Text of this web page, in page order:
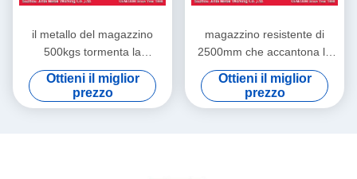
il metallo del magazzino
500kgs tormenta la
scaffalatura d'acciaio saldata
il nero della fila della BV 4
Ottieni il miglior
prezzo
magazzino resistente di
2500mm che accantona la
scaffalatura commerciale
della fila 2000kgs 6
Ottieni il miglior
prezzo